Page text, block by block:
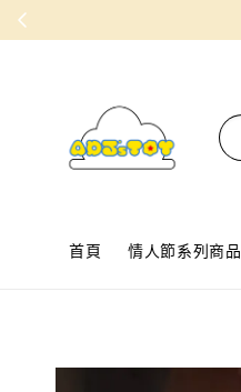
首頁 情人節系列商品